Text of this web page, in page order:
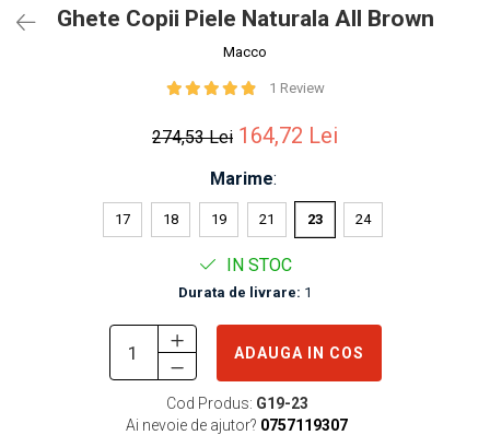
Ghete Copii Piele Naturala All Brown
Macco
1 Review
274,53 Lei 164,72 Lei
Marime:
17 18 19 21 23 24
IN STOC
Durata de livrare: 1
ADAUGA IN COS
Cod Produs: G19-23
Ai nevoie de ajutor? 0757119307